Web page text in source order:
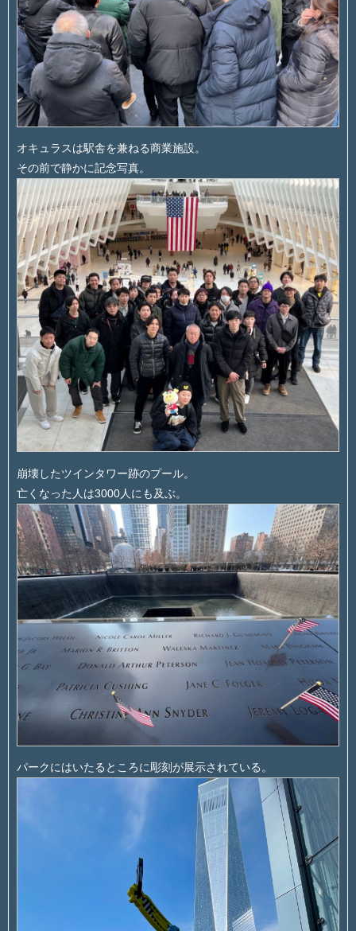
オキュラスは駅舎を兼ねる商業施設。
その前で静かに記念写真。
崩壊したツインタワー跡のプール。
亡くなった人は3000人にも及ぶ。
パークにはいたるところに彫刻が展示されている。